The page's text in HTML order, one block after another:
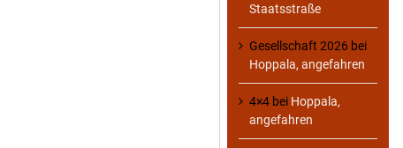
Staatsstraße
Gesellschaft 2026 bei
Hoppala, angefahren
4×4 bei Hoppala,
angefahren